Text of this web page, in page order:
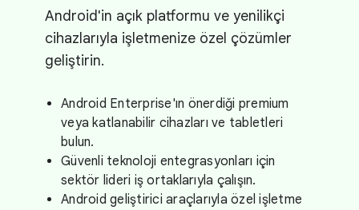
Android'in açık platformu ve yenilikçi
cihazlarıyla işletmenize özel çözümler
geliştirin.
Android Enterprise'ın önerdiği premium
veya katlanabilir cihazları ve tabletleri
bulun.
Güvenli teknoloji entegrasyonları için
sektör lideri iş ortaklarıyla çalışın.
Android geliştirici araçlarıyla özel işletme